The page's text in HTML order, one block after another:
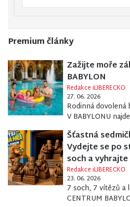
Premium články
Zažijte moře
BABYLON
Redakce iLIBERECKO
27. 06. 2026
Rodinná
V BABYLONU
Šťastná
Vydejte se po
soch a
Redakce iLIBERECKO
23. 06. 2026
7 soch, 7 vítězů a
CENTRUM